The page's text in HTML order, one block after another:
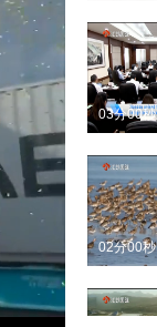
03分00秒
02分00秒